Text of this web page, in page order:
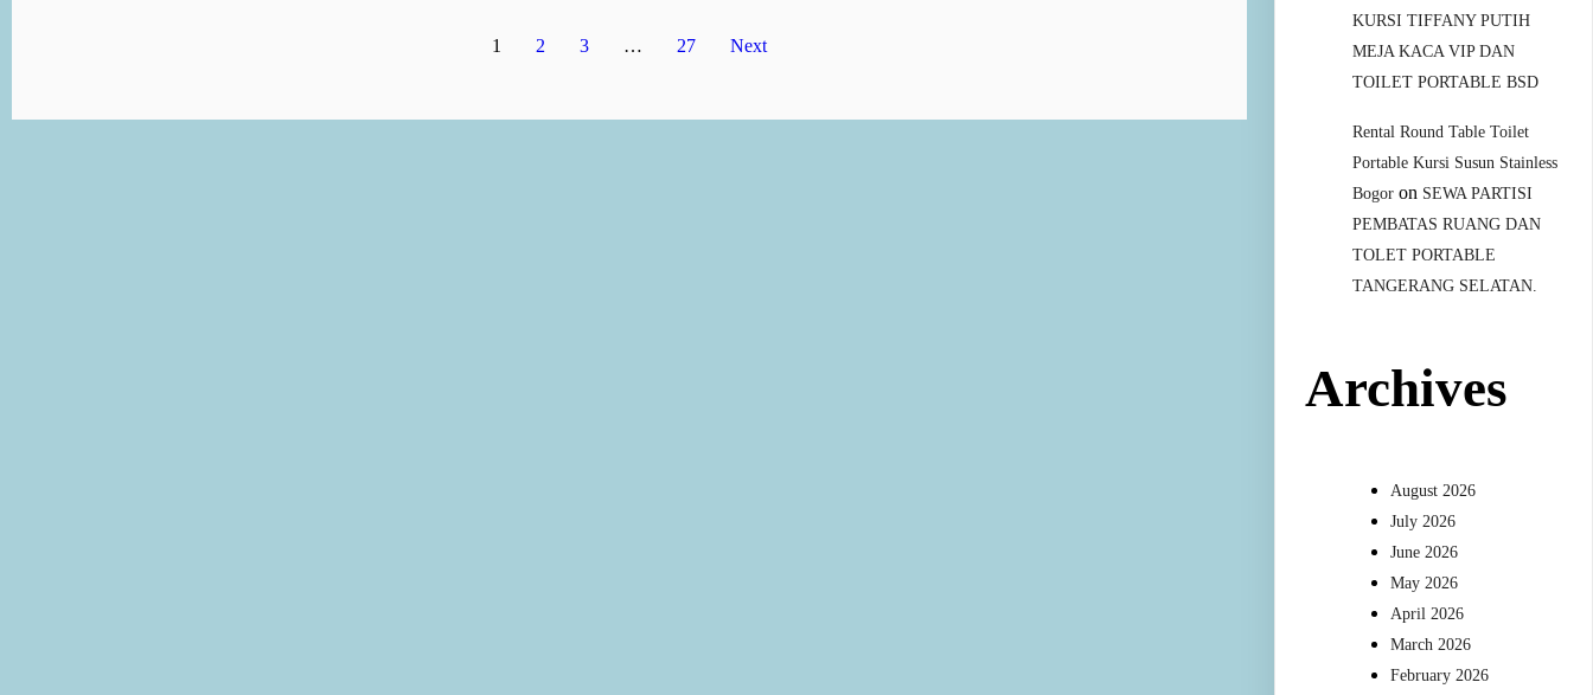
1 2 3 … 27 Next
KURSI TIFFANY PUTIH
MEJA KACA VIP DAN
TOILET PORTABLE BSD
Rental Round Table Toilet
Portable Kursi Susun Stainless
Bogor on SEWA PARTISI
PEMBATAS RUANG DAN
TOLET PORTABLE
TANGERANG SELATAN.
Archives
August 2026
July 2026
June 2026
May 2026
April 2026
March 2026
February 2026